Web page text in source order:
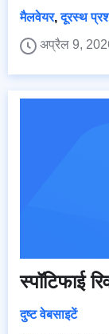
मैलवेयर,दूरस्थ
अप्रैल 9,
स्पॉटिफाई
दुष्ट वेबसाइटें